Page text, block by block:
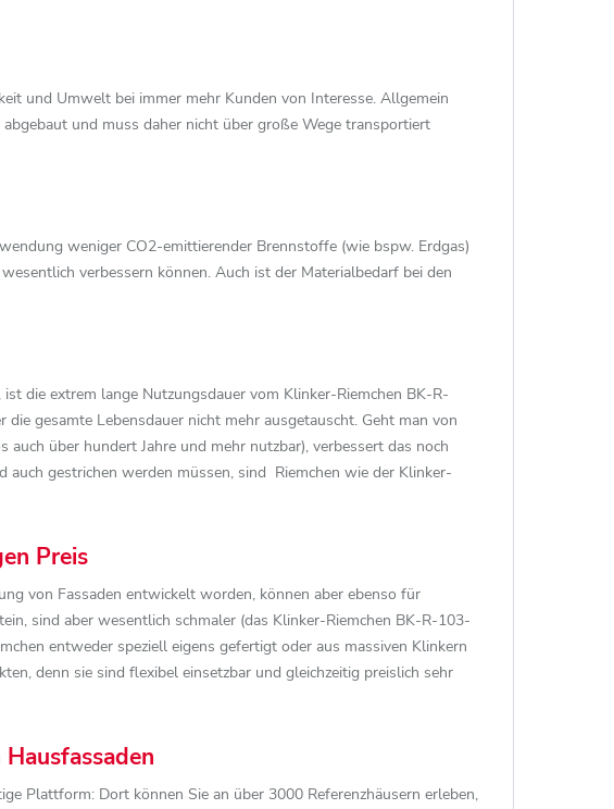
und Umwelt bei immer mehr Kunden von Interesse. Allgemein
und muss daher nicht über große Wege transportiert
weniger CO2-emittierender Brennstoffe (wie bspw. Erdgas)
verbessern können. Auch ist der Materialbedarf bei den
die extrem lange Nutzungsdauer vom Klinker-Riemchen BK-R-
gesamte Lebensdauer nicht mehr ausgetauscht. Geht man von
über hundert Jahre und mehr nutzbar), verbessert das noch
auch gestrichen werden müssen, sind Riemchen wie der Klinker-
Preis
von Fassaden entwickelt worden, können aber ebenso für
sind aber wesentlich schmaler (das Klinker-Riemchen BK-R-103-
entweder speziell eigens gefertigt oder aus massiven Klinkern
denn sie sind flexibel einsetzbar und gleichzeitig preislich sehr
Plattform: Dort können Sie an über 3000 Referenzhäusern erleben,